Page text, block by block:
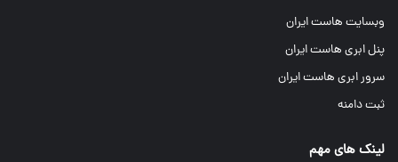
وبسایت هاست ایران
پنل ابری هاست ایران
سرور ابری هاست ایران
ثبت دامنه
لینک های مهم